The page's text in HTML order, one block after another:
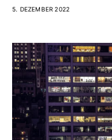
5. DEZEMBER 2022